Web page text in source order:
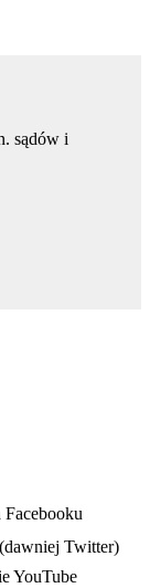
sądów i
Twitter)
YouTube